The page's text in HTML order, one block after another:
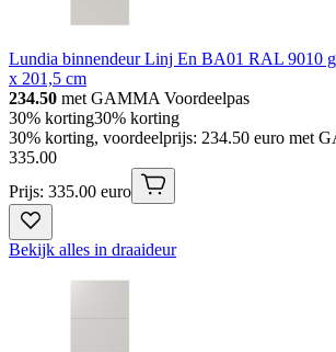
Lundia binnendeur Linj En BA01 RAL 9010
x 201,5 cm
234.50 met GAMMA Voordeelpas
30% korting30% korting
30% korting, voordeelprijs: 234.50 euro met
335.00
Prijs: 335.00 euro
Bekijk alles in draaideur